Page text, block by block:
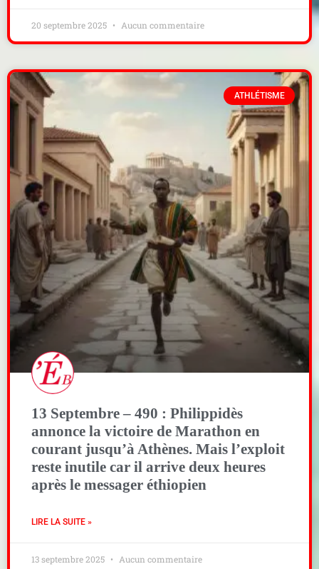
20 septembre 2025 Aucun commentaire
ATHLÉTISME
13 Septembre – 490 : Philippidès
annonce la victoire de Marathon en
courant jusqu’à Athènes. Mais l’exploit
reste inutile car il arrive deux heures
après le messager éthiopien
LIRE LA SUITE »
13 septembre 2025 Aucun commentaire